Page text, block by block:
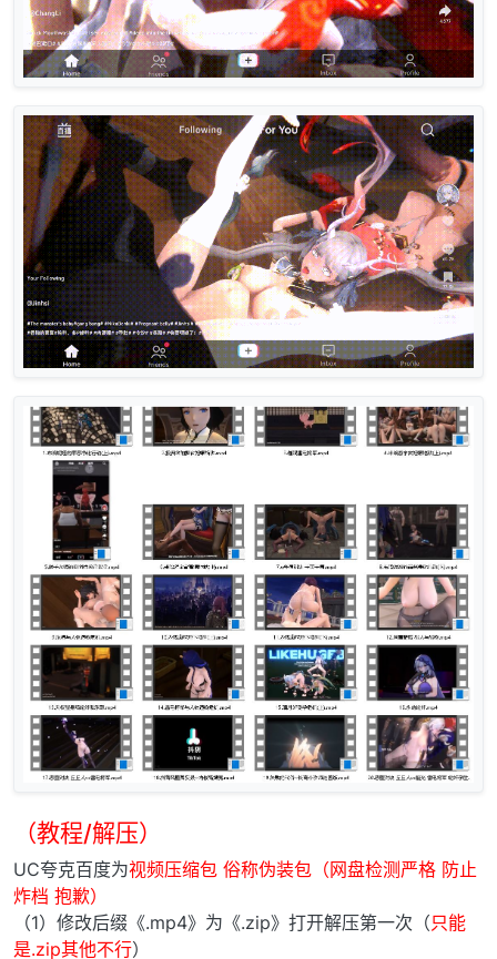
（教程/解压）
UC夸克百度为视频压缩包 俗称伪装包（网盘检测严格 防止
炸档 抱歉）
（1）修改后缀《.mp4》为《.zip》打开解压第一次（只能
是.zip其他不行）